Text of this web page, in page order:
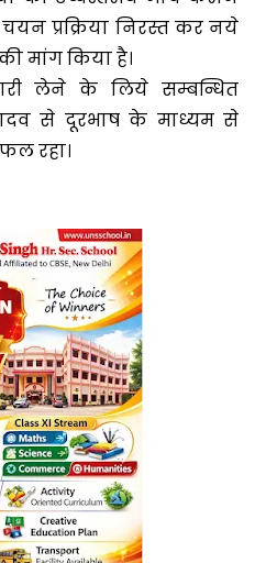
प्रक्रिया निरस्त कर नये
मांग किया है।
लेने के लिये सम्बन्धित
यादव से दूरभाष के माध्यम से
रहा।